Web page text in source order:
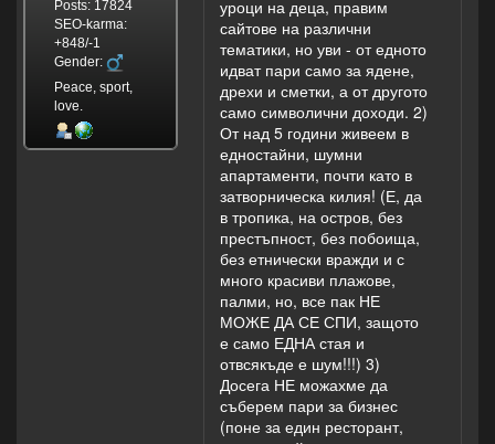
Posts: 17824
SEO-karma:
+848/-1
Gender:
Peace, sport,
love.
уроци на деца, правим
сайтове на различни
тематики, но уви - от едното
идват пари само за ядене,
дрехи и сметки, а от другото
само символични доходи. 2)
От над 5 години живеем в
едностайни, шумни
апартаменти, почти като в
затворническа килия! (Е, да
в тропика, на остров, без
престъпност, без побоища,
без етнически вражди и с
много красиви плажове,
палми, но, все пак НЕ
МОЖЕ ДА СЕ СПИ, защото
е само ЕДНА стая и
отвсякъде е шум!!!) 3)
Досега НЕ можахме да
съберем пари за бизнес
(поне за един ресторант,